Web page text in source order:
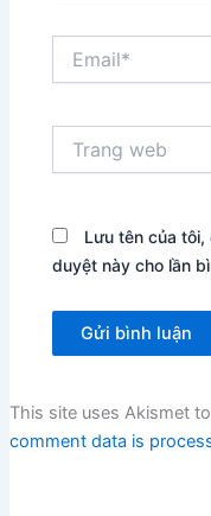
web
Lưu tên của
duyệt này cho lần
This site uses Akismet
comment data is